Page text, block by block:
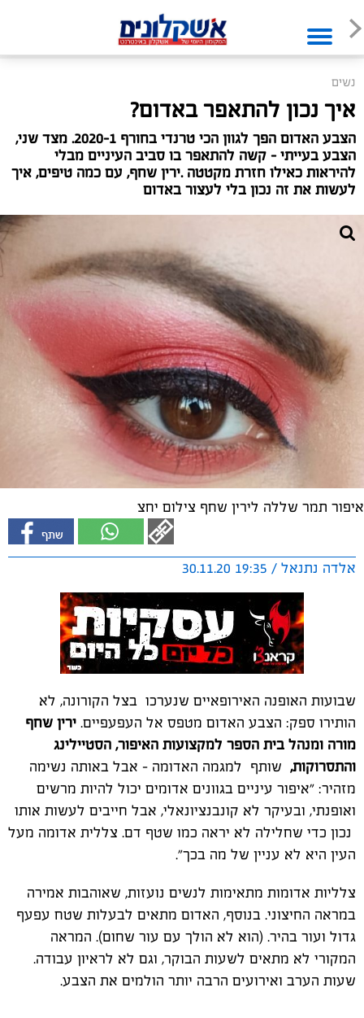
נשים
איך נכון להתאפר באדום?
הצבע האדום הפך לגוון הכי טרנדי בחורף 2020-1. מצד שני,
הצבע בעייתי - קשה להתאפר בו סביב העיניים מבלי
להיראות כאילו חזרת מקטטה .ירין שחף, עם כמה טיפים, איך
לעשות את זה נכון בלי לעצור באדום
איפור תמר שללה לירין שחף צילום יחצ
אלדה נתנאל / 19:35 30.11.20
שבועות האופנה האירופאיים שנערכו בצל הקורונה, לא
הותירו ספק: הצבע האדום מטפס אל העפעפיים. ירין שחף
מורה ומנהל בית הספר למקצועות האיפור, הסטיילינג
והתסרוקות, שותף למגמה האדומה - אבל באותה נשימה
מזהיר: "איפור עיניים בגוונים אדומים יכול להיות מרשים
ואופנתי, ובעיקר לא קונבנציונאלי, אבל חייבים לעשות אותו
נכון כדי שחלילה לא יראה כמו שטף דם. צללית אדומה מעל
העין היא לא עניין של מה בכך".
צלליות אדומות מתאימות לנשים נועזות, שאוהבות אמירה
במראה החיצוני. בנוסף, האדום מתאים לבעלות שטח עפעף
גדול ועור בהיר. (הוא לא הולך עם עור שחום). המראה
המקורי לא מתאים לשעות הבוקר, וגם לא לראיון עבודה.
שעות הערב ואירועים הרבה יותר הולמים את הצבע.